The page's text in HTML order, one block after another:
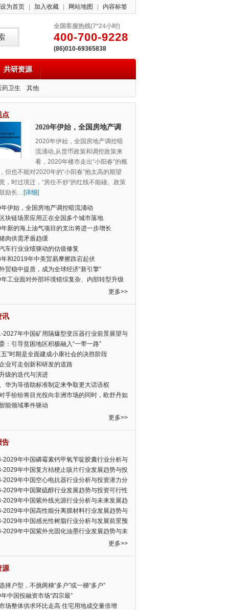
设为首页 加入收藏 网站地图 内容标签
全国客服热线(7*24小时)
400-700-9228
(86)010-69365838
共研资源
药卫生 其他
点
2020年伊始，全国房地产调
控暗流涌动
2020年伊始，全国房地产调控暗
流涌动,从货币政策和调控政策来
看，2020年楼市走出“小阳春”的概
但也不能对2020年的“小阳春”抱太高的期望
，时过境迁，“房住不炒”的红线不能碰。政策
励长…[详细]
伊始，全国房地产调控暗流涌动
块链场景应用正在全国多个城市落地
新的海上油气项目的支出将进一步增长
肉供需矛盾趋缓
车行业业绩驱动的估值修复
和2019年中美贸易摩擦跌宕起伏
贸稳中提质，成为全球经济“新引擎”
工业面对外部环境错综复杂、内部转型升级
更多>>
讯
2027年中国矿用隔爆型变压器行业前景展望与
景预测报告
：引导贫困地区积极融入“一带一路”
五”时期是全面建成小康社会的决胜阶段
业可走创新和研发的道路
级的迭代与演进
华为等借助标准制定来争取更大话语权
手纷纷将目光投向非洲市场的同时，欧舒丹如
，难道就真的不怕丧失先机吗?
能领域事件驱动
更多>>
告
2029年中国磷霉素钙甲氧苄啶胶囊行业分析与
行性报告
2029年中国复方桔梗止咳片行业发展趋势与投
分析报告
2029年中国空心电抗器行业分析与投资潜力分
2029年中国聚硫醇行业发展趋势与投资可行性
2029年中国紫外线光源行业分析与未来发展趋
2029年中国高性能分离膜材料行业发展趋势与
景预测报告
2029年中国感光性树脂行业分析与发展前景预
2029年中国紫外光固化油墨行业发展趋势与未
更多>>
源
择户型，不挑两梯“多户”或一梯“多户”
中国投融资市场“四宗最”
场整体供求环比走高 住宅用地成交量倍增